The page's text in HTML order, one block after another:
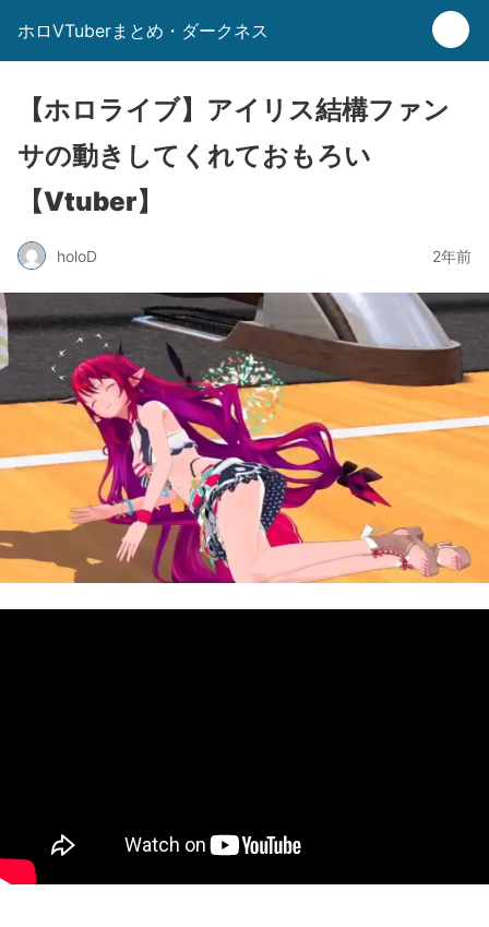
ホロVTuberまとめ・ダークネス
【ホロライブ】アイリス結構ファン
サの動きしてくれておもろい
【Vtuber】
holoD 2年前